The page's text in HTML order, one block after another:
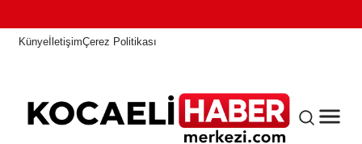
KünyeİletişimÇerez Politikası